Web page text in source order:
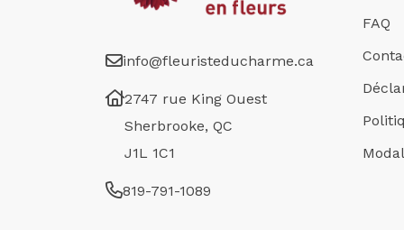
info@fleuristeducharme.ca
2747 rue King Ouest
Sherbrooke, QC
J1L 1C1
819-791-1089
FAQ